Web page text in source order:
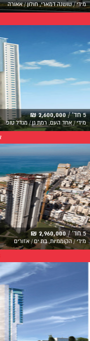
מידי / שושנה דמארי, חולון / אאורה
5 חד' / 2,600,000 ₪
מידי / אחד העם, רמת גן / מגדל טופ
5 חד' / 2,960,000 ₪
מידי / הקוממיות, בת ים / אזורים